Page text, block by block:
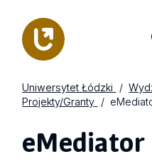
Uniwersytet Łódzki
Projekty/Granty
eMediator